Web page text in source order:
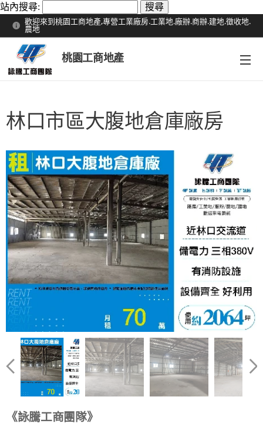
站內搜尋:
歡迎來到桃園工商地產,專營工業廠房.工業地.廠辦.商辦.建地.徵收地.
農地
桃園工商地產
林口市區大腹地倉庫廠房
《詠騰工商團隊》